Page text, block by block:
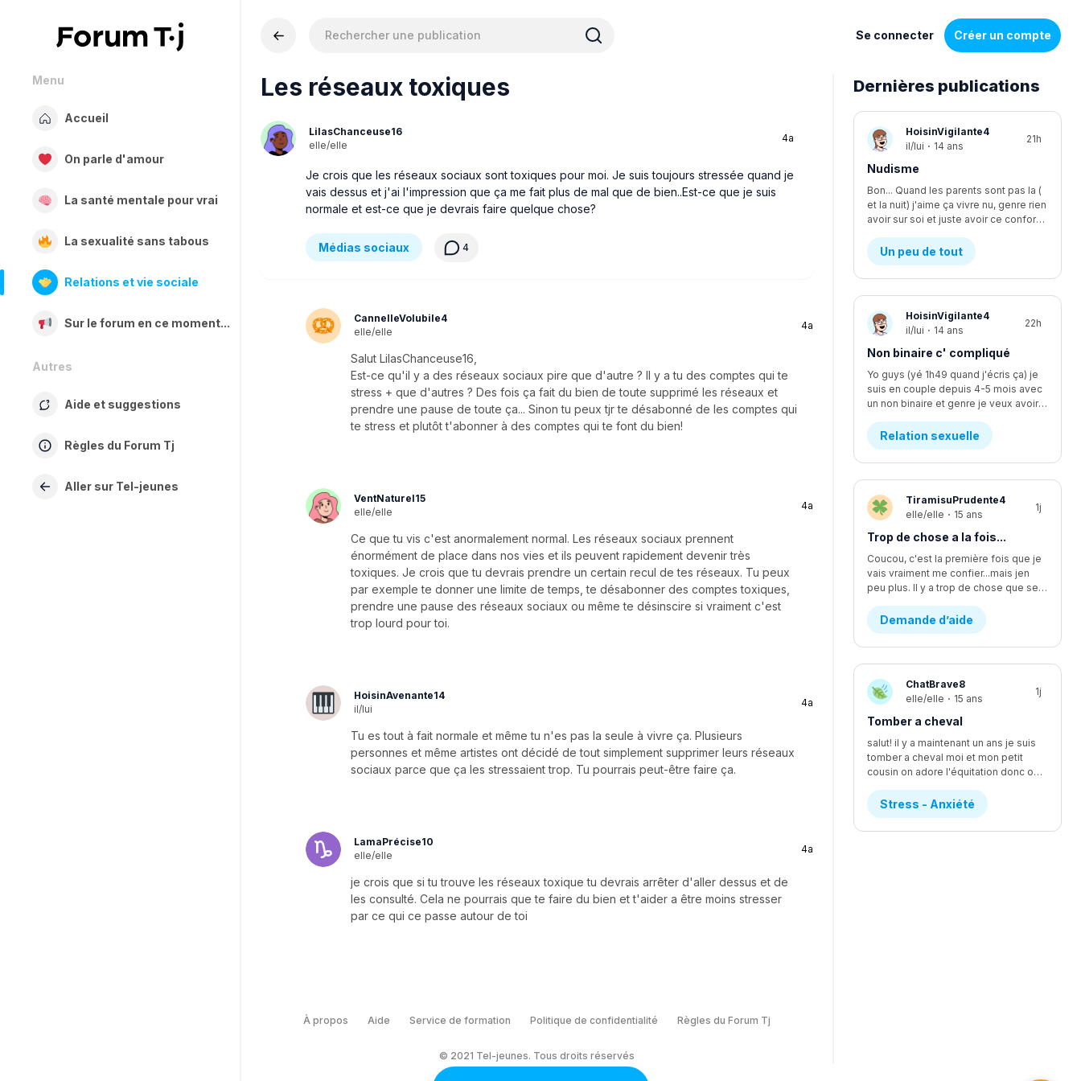
Se connecter Créer un compte
Menu
Accueil
On parle d'amour
La santé mentale pour vrai
La sexualité sans tabous
Relations et vie sociale
Sur le forum en ce moment...
Autres
Aide et suggestions
Règles du Forum Tj
Aller sur Tel-jeunes
Les réseaux toxiques
LilasChanceuse16
elle/elle
4a
Je crois que les réseaux sociaux sont toxiques pour moi. Je suis toujours stressée quand je
vais dessus et j'ai l'impression que ça me fait plus de mal que de bien..Est-ce que je suis
normale et est-ce que je devrais faire quelque chose?
Médias sociaux 4
CannelleVolubile4
elle/elle
4a
Salut LilasChanceuse16,
Est-ce qu'il y a des réseaux sociaux pire que d'autre ? Il y a tu des comptes qui te
stress + que d'autres ? Des fois ça fait du bien de toute supprimé les réseaux et
prendre une pause de toute ça... Sinon tu peux tjr te désabonné de les comptes qui
te stress et plutôt t'abonner à des comptes qui te font du bien!
VentNaturel15
elle/elle
4a
Ce que tu vis c'est anormalement normal. Les réseaux sociaux prennent
énormément de place dans nos vies et ils peuvent rapidement devenir très
toxiques. Je crois que tu devrais prendre un certain recul de tes réseaux. Tu peux
par exemple te donner une limite de temps, te désabonner des comptes toxiques,
prendre une pause des réseaux sociaux ou même te désinscire si vraiment c'est
trop lourd pour toi.
HoisinAvenante14
il/lui
4a
Tu es tout à fait normale et même tu n'es pas la seule à vivre ça. Plusieurs
personnes et même artistes ont décidé de tout simplement supprimer leurs réseaux
sociaux parce que ça les stressaient trop. Tu pourrais peut-être faire ça.
LamaPrécise10
elle/elle
4a
je crois que si tu trouve les réseaux toxique tu devrais arrêter d'aller dessus et de
les consulté. Cela ne pourrais que te faire du bien et t'aider a être moins stresser
par ce qui ce passe autour de toi
À propos Aide Service de formation Politique de confidentialité Règles du Forum Tj
© 2021 Tel-jeunes. Tous droits réservés
Dernières publications
Liste
de
discussions
HoisinVigilante4
il/lui · 14 ans
21h
Nudisme
Bon... Quand les parents sont pas la (
et la nuit) j'aime ça vivre nu, genre rien
avoir sur soi et juste avoir ce confort, je suis le seul à être nudiste... Et je fais kwa pour les voisins?
Un peu de tout
HoisinVigilante4
il/lui · 14 ans
22h
Non binaire c' compliqué
Yo guys (yé 1h49 quand j'écris ça) je
suis en couple depuis 4-5 mois avec
un non binaire et genre je veux avoir des relations avec iel mais iel est pas sur d'être prêt, ça fait quelques temps qu'y commence à vouloir faire plus... L'affaire c que je me sens comme si je l'écoutais pas assez mais finalement je suis trop à l'écoute. Moi ça fait longtemps que je veux faire ma première fois avec iel, j'y est déjà pris les seins mais mtn iel veux plus, rendu la jsp kwa faire... J'y dit quoi pour lui demander pk iel veux plus me laisser les toucher?
Relation sexuelle
TiramisuPrudente4
elle/elle · 15 ans
1j
Trop de chose a la fois...
Coucou, c'est la première fois que je
vais vraiment me confier...mais jen
peu plus. Il y a trop de chose que se passe en même temps...en se moment, je suis en procès contre un pédophile... j'étais supposer aller lire une lettre devant la cour il y a deux semaines environ, mais ça été reporter au dans deux mois. Encore. Ça fsit 2 ans que c'est reporter chaque fois. Moi jetais enfin prête a passer par dessus...mais c'est encore loin d'être fini et ça va juste me stresser encore plus. J'ai aussi été victims d'un viol d'un ami proche. Ça aussi sa failli partir en procès et c'était stressant parce que j'avais plein dappel par rapport a sa de pleins de personnes. Ma mère m'explicais pas bien les nouvelles par rapport a sa, se qui me faisait croire pleins d'affaires qui était fausse. Sinon, je change d'école cette année, pour mon secondaire 4. Je vais dans une école ou je ne suis pas vraiment apprecier, sans trop savoir pourquoi...je vais perdre tout mes amis et de sec 1 à sec 3 sa été les seuls années dans une seule école de tout ma vie. Lintidimation reviens de plus en plus...J'ai l'impression de redevenir comme avant...celle qui ce noyait dans le négatif a toute situation. J'ai vraiment changer aujourd'hui, sauf que j'ai trop l'impression de redevenir celle que j'étais...J'ai recommencer a me scarifier, alors que sa fais au moins des mois et des mois que je ne lavais pas fait....je ne sais plus du tout quoi faire...merci de m'avoir lu, c'est très apprecier 🤍
Demande d’aide
ChatBrave8
elle/elle · 15 ans
1j
Tomber a cheval
salut! il y a maintenant un ans je suis
tomber a cheval moi et mon petit
cousin on adore l'équitation donc on a fait un quand de jour d'équitation et c'était vraiment le fun j'avait un cheval que je m'étai vraiment beaucoup attacher mais se cheval avien comme réputation de faire tomber les personne mais je l'avait déjà monte lundi et tout ce bien passer et j'ai réussi a pas tomber lundi que mon cheval ( jessie) a essaie de le faire et je réussi a le contrôler donc j'ai demander a la prof si je pouvais la monter et elle a accepter mais le mercredi de la semaine je tomber depuis que je suis toute petite J'ADORAIS LES CHEVEUX mais quand je suis tomber je n'arrivait plus a respire pendent au moins une bonne grosse minute j'ai eu un étirement du loberais dans le dos ou un truc comme ca au début je n'arrivais vraiment pas a me lever les monitrice mon dit de me mettre sur le coter et de prendre le temps pour me relever j'ai eu un rendez-vous chez le chiro et elle ma dit que je pouvez pas remonter avent 2 jour si sa me faisait plus mal mais je ne suis pas remonter mais je voulais voir si Jessie était correct donc je suis aller mais je n'ai pas monter Mais la sa fais un ans et je sais pas il a une parti de moi qui veut vraiment remonter mais l'autre a vraiment peur et sa me STRESS ENORMEMENT donc si vous avais de conseille je suis preneusedesoler pour le faute d'ortoragphe et ja pas tout dit le detaille mais les plus importent
Stress - Anxiété